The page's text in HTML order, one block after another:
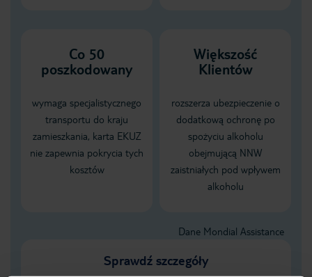
Co 50
poszkodowany
wymaga specjalistycznego
transportu do kraju
zamieszkania, karta EKUZ
nie zapewnia pokrycia tych
kosztów
Większość
Klientów
rozszerza ubezpieczenie o
dodatkową ochronę po
spożyciu alkoholu
obejmującą NNW
zaistniałych pod wpływem
alkoholu
Dane Mondial Assistance
Sprawdź szczegóły